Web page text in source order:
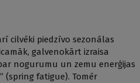
cilvēki piedzīvo sezonālas
galvenokārt izraisa
nogurumu un zemu enerģijas
(spring fatigue). Tomēr